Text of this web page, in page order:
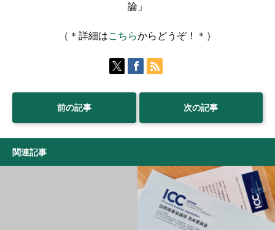
論」
（＊詳細はこちらからどうぞ！＊）
前の記事 次の記事
関連記事